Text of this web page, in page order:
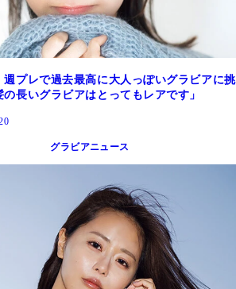
週プレで過去最高に大人っぽいグラビアに挑
長いグラビアはとってもレアです」
グラビアニュース